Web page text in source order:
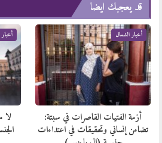
قد يعجبك ايضا
أخبار الشمال
أزمة الفتيات القاصرات في سبتة:
تضامن إنساني وتحقيقات في اعتداءات
أخبار
لا